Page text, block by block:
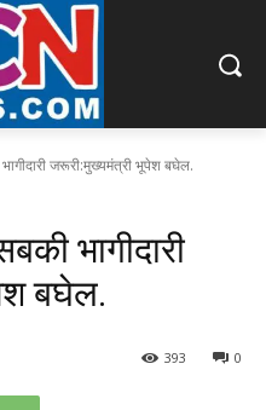
जरूरी:मुख्यमंत्री भूपेश बघेल.
भागीदारी
बघेल.
0
393